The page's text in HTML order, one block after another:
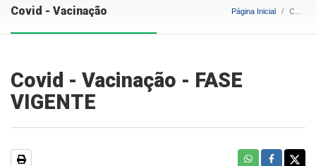
Covid - Vacinação Página Inicial Covid - Vacinação
Covid - Vacinação - FASE
VIGENTE